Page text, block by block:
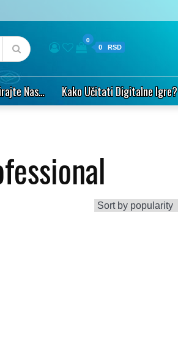
0
0
Nas… Kako Učitati Digitalne Igre?